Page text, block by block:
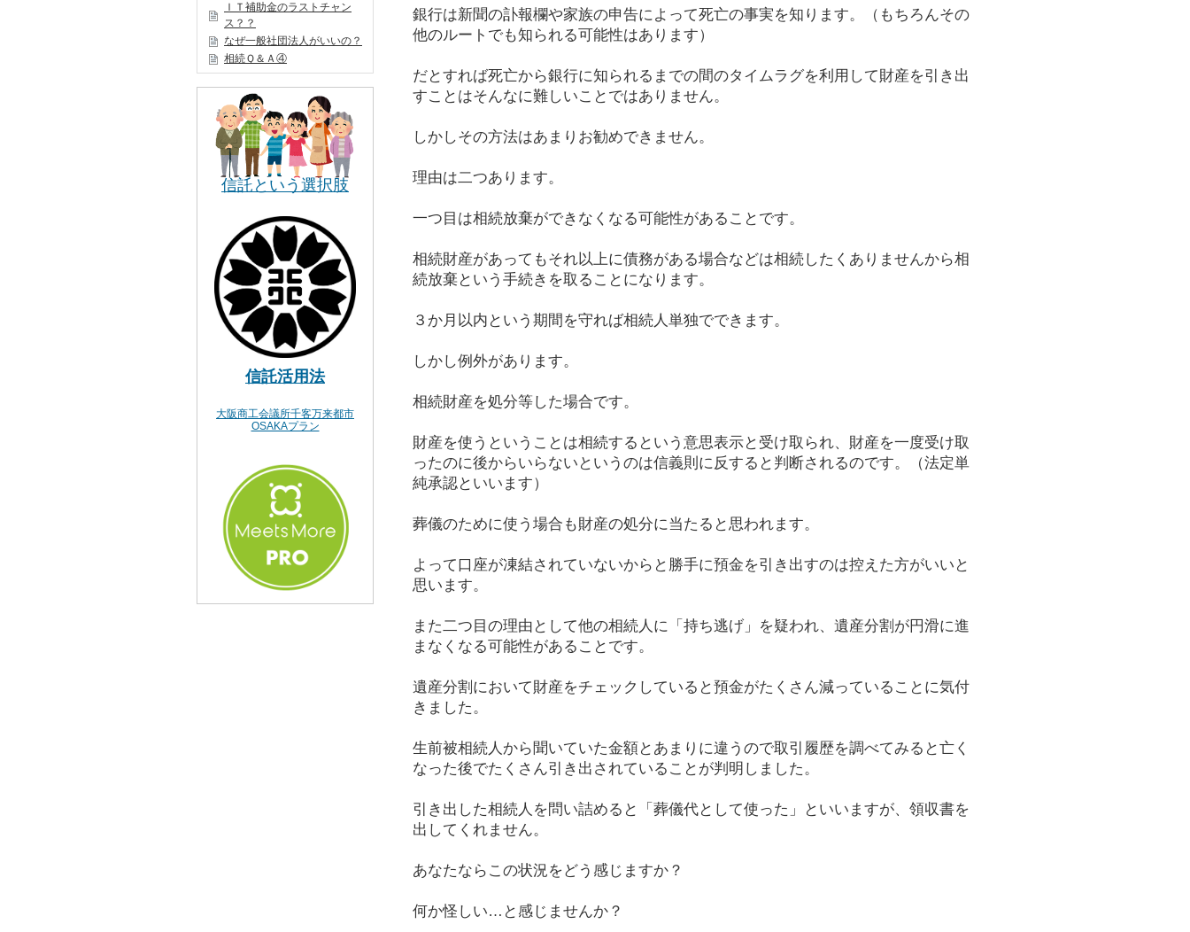
銀行は新聞の訃報欄や家族の申告によって死亡の事実を知ります。（もちろんその
他のルートでも知られる可能性はあります）
だとすれば死亡から銀行に知られるまでの間のタイムラグを利用して財産を引き出
すことはそんなに難しいことではありません。
しかしその方法はあまりお勧めできません。
理由は二つあります。
一つ目は相続放棄ができなくなる可能性があることです。
相続財産があってもそれ以上に債務がある場合などは相続したくありませんから相
続放棄という手続きを取ることになります。
３か月以内という期間を守れば相続人単独でできます。
しかし例外があります。
相続財産を処分等した場合です。
財産を使うということは相続するという意思表示と受け取られ、財産を一度受け取
ったのに後からいらないというのは信義則に反すると判断されるのです。（法定単
純承認といいます）
葬儀のために使う場合も財産の処分に当たると思われます。
よって口座が凍結されていないからと勝手に預金を引き出すのは控えた方がいいと
思います。
また二つ目の理由として他の相続人に「持ち逃げ」を疑われ、遺産分割が円滑に進
まなくなる可能性があることです。
遺産分割において財産をチェックしていると預金がたくさん減っていることに気付
きました。
生前被相続人から聞いていた金額とあまりに違うので取引履歴を調べてみると亡く
なった後でたくさん引き出されていることが判明しました。
引き出した相続人を問い詰めると「葬儀代として使った」といいますが、領収書を
出してくれません。
あなたならこの状況をどう感じますか？
何か怪しい…と感じませんか？
ＩＴ補助金のラストチャン
ス？？
なぜ一般社団法人がいいの？
相続Ｑ＆Ａ④
信託という選択肢
信託活用法
大阪商工会議所千客万来都市
OSAKAプラン